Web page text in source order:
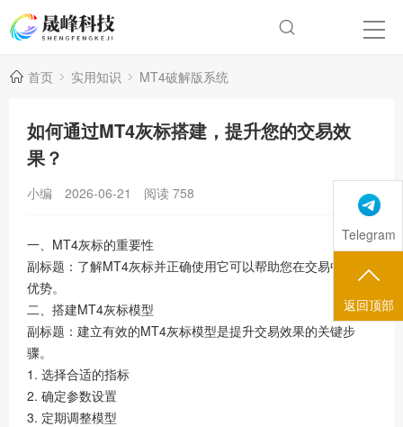
首页 实用知识 MT4破解版系统
如何通过MT4灰标搭建，提升您的交易效
果？
小编 2026-06-21 阅读 758
一、MT4灰标的重要性
副标题：了解MT4灰标并正确使用它可以帮助您在交易中获得
优势。
二、搭建MT4灰标模型
副标题：建立有效的MT4灰标模型是提升交易效果的关键步
骤。
1. 选择合适的指标
2. 确定参数设置
3. 定期调整模型
Telegram
返回顶部